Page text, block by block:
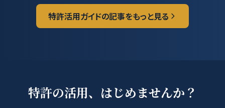
特許活用ガイドの記事をもっと見る
特許の活用、はじめませんか？